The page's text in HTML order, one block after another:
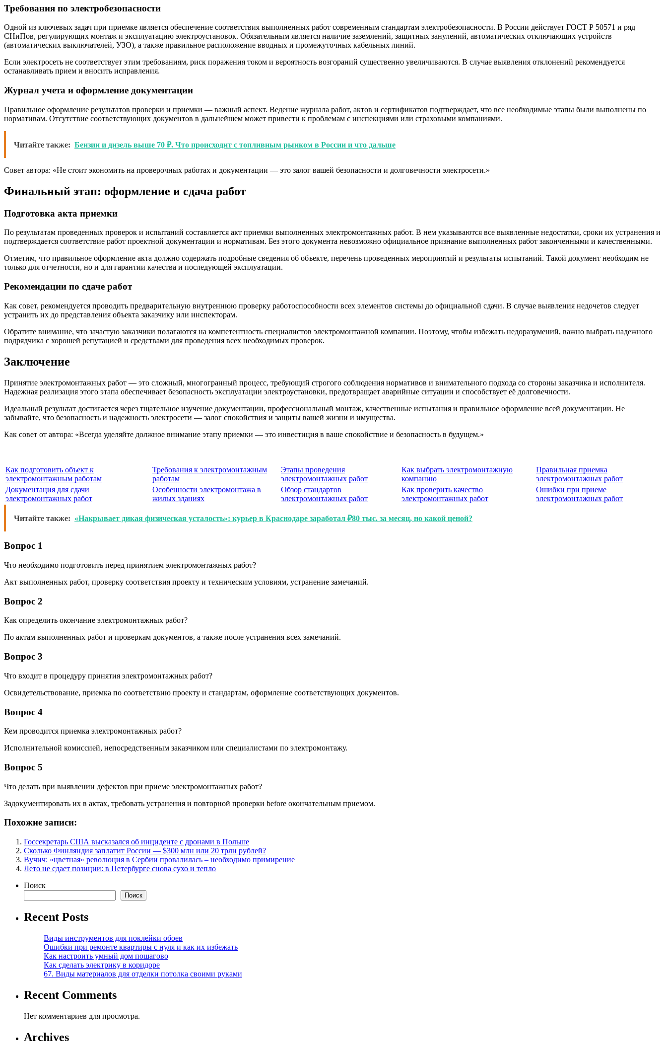
Требования по электробезопасности
Одной из ключевых задач при приемке является обеспечение соответствия выполненных работ современным стандартам электробезопасности. В России действует ГОСТ Р 50571 и ряд
СНиПов, регулирующих монтаж и эксплуатацию электроустановок. Обязательным является наличие заземлений, защитных занулений, автоматических отключающих устройств
(автоматических выключателей, УЗО), а также правильное расположение вводных и промежуточных кабельных линий.
Если электросеть не соответствует этим требованиям, риск поражения током и вероятность возгораний существенно увеличиваются. В случае выявления отклонений рекомендуется
останавливать прием и вносить исправления.
Журнал учета и оформление документации
Правильное оформление результатов проверки и приемки — важный аспект. Ведение журнала работ, актов и сертификатов подтверждает, что все необходимые этапы были выполнены по
нормативам. Отсутствие соответствующих документов в дальнейшем может привести к проблемам с инспекциями или страховыми компаниями.
Читайте также: Бензин и дизель выше 70 ₽. Что происходит с топливным рынком в России и что дальше
Совет автора: «Не стоит экономить на проверочных работах и документации — это залог вашей безопасности и долговечности электросети.»
Финальный этап: оформление и сдача работ
Подготовка акта приемки
По результатам проведенных проверок и испытаний составляется акт приемки выполненных электромонтажных работ. В нем указываются все выявленные недостатки, сроки их устранения и
подтверждается соответствие работ проектной документации и нормативам. Без этого документа невозможно официальное признание выполненных работ законченными и качественными.
Отметим, что правильное оформление акта должно содержать подробные сведения об объекте, перечень проведенных мероприятий и результаты испытаний. Такой документ необходим не
только для отчетности, но и для гарантии качества и последующей эксплуатации.
Рекомендации по сдаче работ
Как совет, рекомендуется проводить предварительную внутреннюю проверку работоспособности всех элементов системы до официальной сдачи. В случае выявления недочетов следует
устранить их до представления объекта заказчику или инспекторам.
Обратите внимание, что зачастую заказчики полагаются на компетентность специалистов электромонтажной компании. Поэтому, чтобы избежать недоразумений, важно выбрать надежного
подрядчика с хорошей репутацией и средствами для проведения всех необходимых проверок.
Заключение
Принятие электромонтажных работ — это сложный, многогранный процесс, требующий строгого соблюдения нормативов и внимательного подхода со стороны заказчика и исполнителя.
Надежная реализация этого этапа обеспечивает безопасность эксплуатации электроустановки, предотвращает аварийные ситуации и способствует её долговечности.
Идеальный результат достигается через тщательное изучение документации, профессиональный монтаж, качественные испытания и правильное оформление всей документации. Не
забывайте, что безопасность и надежность электросети — залог спокойствия и защиты вашей жизни и имущества.
Как совет от автора: «Всегда уделяйте должное внимание этапу приемки — это инвестиция в ваше спокойствие и безопасность в будущем.»
Как подготовить объект к
электромонтажным работам
Требования к электромонтажным
работам
Этапы проведения
электромонтажных работ
Как выбрать электромонтажную
компанию
Правильная приемка
электромонтажных работ
Документация для сдачи
электромонтажных работ
Особенности электромонтажа в
жилых зданиях
Обзор стандартов
электромонтажных работ
Как проверить качество
электромонтажных работ
Ошибки при приеме
электромонтажных работ
Читайте также: «Накрывает дикая физическая усталость»: курьер в Краснодаре заработал ₽80 тыс. за месяц, но какой ценой?
Вопрос 1
Что необходимо подготовить перед принятием электромонтажных работ?
Акт выполненных работ, проверку соответствия проекту и техническим условиям, устранение замечаний.
Вопрос 2
Как определить окончание электромонтажных работ?
По актам выполненных работ и проверкам документов, а также после устранения всех замечаний.
Вопрос 3
Что входит в процедуру принятия электромонтажных работ?
Освидетельствование, приемка по соответствию проекту и стандартам, оформление соответствующих документов.
Вопрос 4
Кем проводится приемка электромонтажных работ?
Исполнительной комиссией, непосредственным заказчиком или специалистами по электромонтажу.
Вопрос 5
Что делать при выявлении дефектов при приеме электромонтажных работ?
Задокументировать их в актах, требовать устранения и повторной проверки before окончательным приемом.
Похожие записи:
Госсекретарь США высказался об инциденте с дронами в Польше
Сколько Финляндия заплатит России — $300 млн или 20 трлн рублей?
Вучич: «цветная» революция в Сербии провалилась – необходимо примирение
Лето не сдает позиции: в Петербурге снова сухо и тепло
Поиск
Поиск
Recent Posts
Виды инструментов для поклейки обоев
Ошибки при ремонте квартиры с нуля и как их избежать
Как настроить умный дом пошагово
Как сделать электрику в коридоре
67. Виды материалов для отделки потолка своими руками
Recent Comments
Нет комментариев для просмотра.
Archives